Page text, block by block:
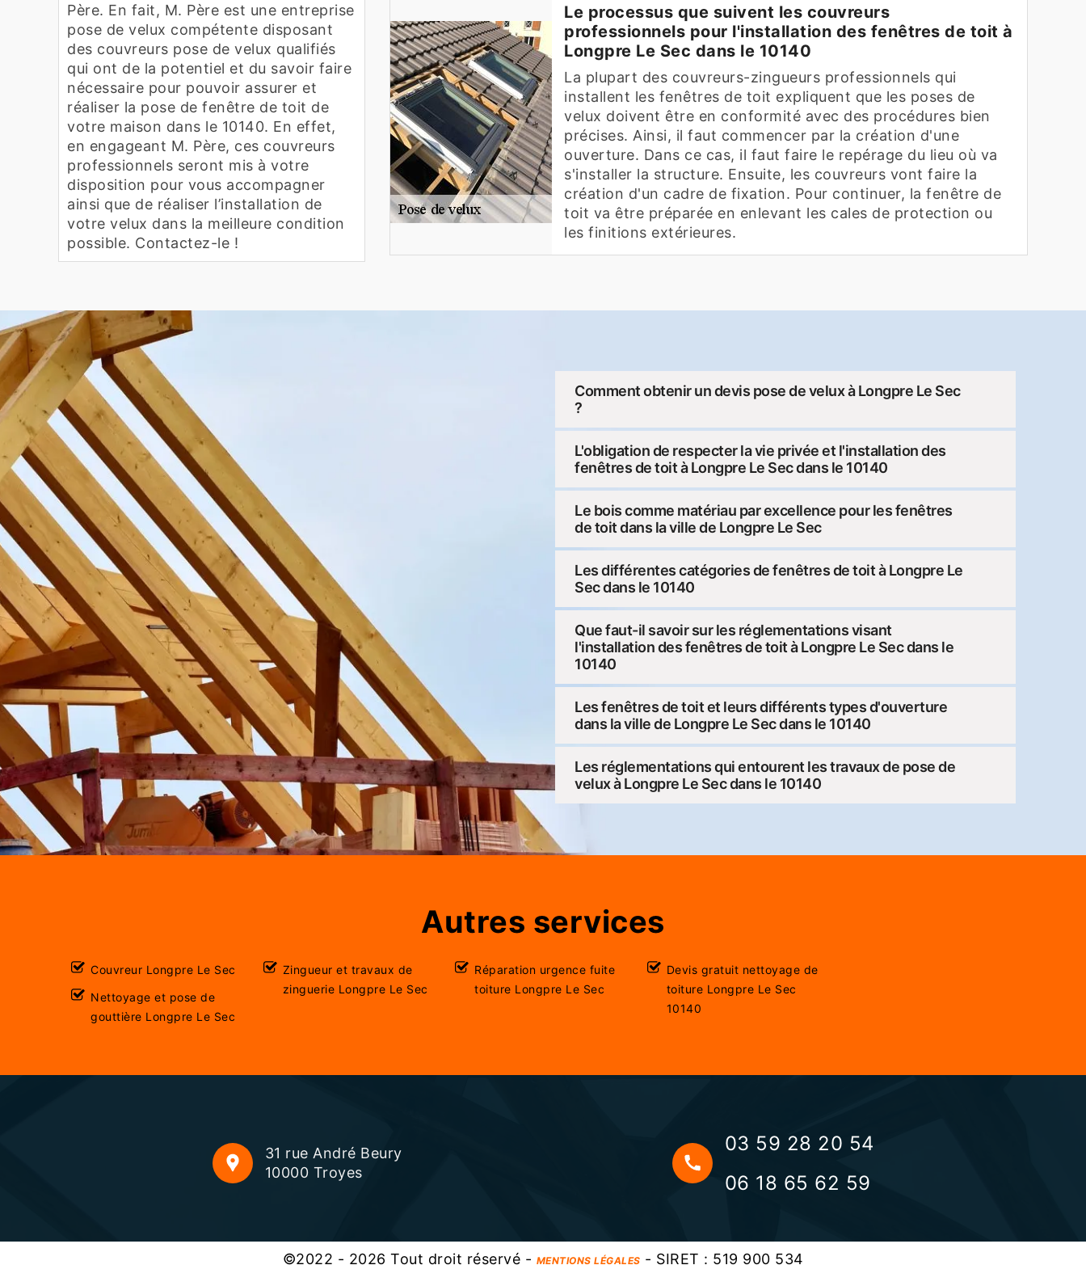
Père. En fait, M. Père est une entreprise
pose de velux compétente disposant
des couvreurs pose de velux qualifiés
qui ont de la potentiel et du savoir faire
nécessaire pour pouvoir assurer et
réaliser la pose de fenêtre de toit de
votre maison dans le 10140. En effet,
en engageant M. Père, ces couvreurs
professionnels seront mis à votre
disposition pour vous accompagner
ainsi que de réaliser l’installation de
votre velux dans la meilleure condition
possible. Contactez-le !
Le processus que suivent les couvreurs
professionnels pour l'installation des fenêtres de toit à
Longpre Le Sec dans le 10140
La plupart des couvreurs-zingueurs professionnels qui
installent les fenêtres de toit expliquent que les poses de
velux doivent être en conformité avec des procédures bien
précises. Ainsi, il faut commencer par la création d'une
ouverture. Dans ce cas, il faut faire le repérage du lieu où va
s'installer la structure. Ensuite, les couvreurs vont faire la
création d'un cadre de fixation. Pour continuer, la fenêtre de
toit va être préparée en enlevant les cales de protection ou
les finitions extérieures.
Comment obtenir un devis pose de velux à Longpre Le Sec
?
L'obligation de respecter la vie privée et l'installation des
fenêtres de toit à Longpre Le Sec dans le 10140
Le bois comme matériau par excellence pour les fenêtres
de toit dans la ville de Longpre Le Sec
Les différentes catégories de fenêtres de toit à Longpre Le
Sec dans le 10140
Que faut-il savoir sur les réglementations visant
l'installation des fenêtres de toit à Longpre Le Sec dans le
10140
Les fenêtres de toit et leurs différents types d'ouverture
dans la ville de Longpre Le Sec dans le 10140
Les réglementations qui entourent les travaux de pose de
velux à Longpre Le Sec dans le 10140
Autres services
Couvreur Longpre Le Sec
Nettoyage et pose de
gouttière Longpre Le Sec
Zingueur et travaux de
zinguerie Longpre Le Sec
Réparation urgence fuite
toiture Longpre Le Sec
Devis gratuit nettoyage de
toiture Longpre Le Sec
10140
31 rue André Beury
10000 Troyes
03 59 28 20 54
06 18 65 62 59
©2022 - 2026 Tout droit réservé - MENTIONS LÉGALES - SIRET : 519 900 534